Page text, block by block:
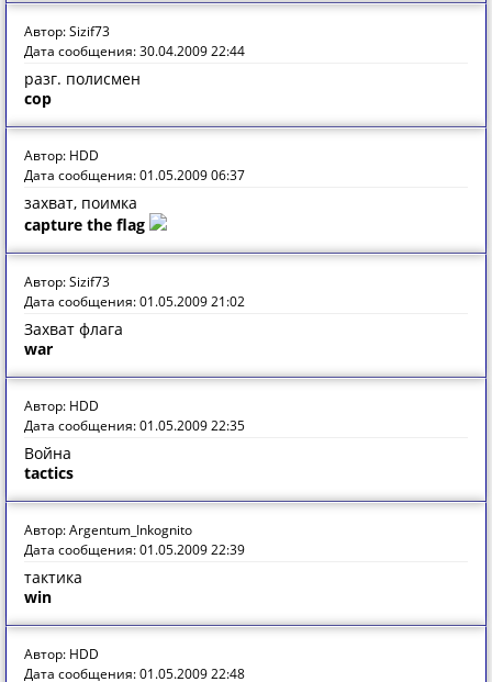
Автор: Sizif73
Дата сообщения: 30.04.2009 22:44
разг. полисмен
cop
Автор: HDD
Дата сообщения: 01.05.2009 06:37
захват, поимка
capture the flag
Автор: Sizif73
Дата сообщения: 01.05.2009 21:02
Захват флага
war
Автор: HDD
Дата сообщения: 01.05.2009 22:35
Война
tactics
Автор: Argentum_Inkognito
Дата сообщения: 01.05.2009 22:39
тактика
win
Автор: HDD
Дата сообщения: 01.05.2009 22:48